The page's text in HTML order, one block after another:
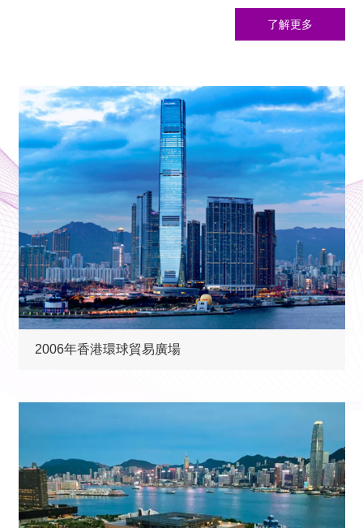
了解更多
2006年香港環球貿易廣場